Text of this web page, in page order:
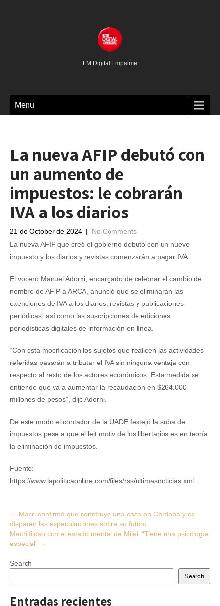
FM Digital Empalme
Menu
La nueva AFIP debutó con
un aumento de
impuestos: le cobrarán
IVA a los diarios
21 de October de 2024 | No Comments
La nueva AFIP que creó el gobierno debutó con un nuevo
impuesto y los diarios y revistas comenzarán a pagar IVA.
El vocero Manuel Adorni, encargado de celebrar el cambio de
nombre de AFIP a ARCA, anunció que se eliminarán las
exenciones de IVA a los diarios, revistas y publicaciones
periódicas, así como las suscripciones de ediciones
periodísticas digitales de información en línea.
“Con esta modificación los sujetos que realicen las actividades
referidas pasarán a tributar el IVA sin ninguna ventaja con
respecto al resto de los actores económicos. Esta medida se
entiende que va a aumentar la recaudación en $264.000
millones de pesos”, dijo Adorni.
De este modo el contador de la UADE festejó la suba de
impuestos pese a que el leit motiv de los libertarios es en teoría
la eliminación de impuestos.
Fuente:
https://www.lapoliticaonline.com/files/rss/ultimasnoticias.xml
Post
navigation
← Macri confirmó que construye una casa en Córdoba y se
disparan las especulaciones sobre su futuro
Macri filoso con el estado mental de Milei: “Tiene una psicología
especial” →
Search
Search
Entradas recientes